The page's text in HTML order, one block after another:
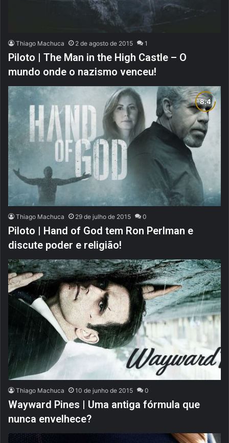
Thiago Machuca 2 de agosto de 2015 1
Piloto | The Man in the High Castle – O
mundo onde o nazismo venceu!
Thiago Machuca 29 de julho de 2015 0
Piloto | Hand of God tem Ron Perlman e
discute poder e religião!
Thiago Machuca 10 de junho de 2015 0
Wayward Pines | Uma antiga fórmula que
nunca envelhece?